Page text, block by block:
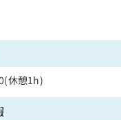
休憩1h)